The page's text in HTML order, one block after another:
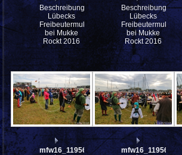
Beschreibung:
Lübecks
Freibeutermukke
bei Mukke
Rockt 2016
Beschreibung:
Lübecks
Freibeutermukke
bei Mukke
Rockt 2016
mfw16_119566ww
mfw16_119565ww